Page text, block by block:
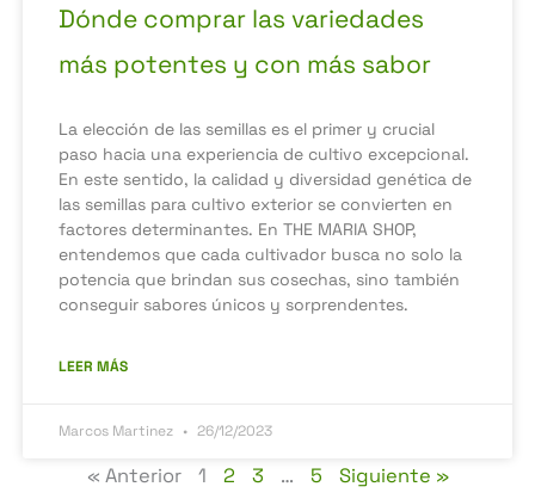
Dónde comprar las variedades
más potentes y con más sabor
La elección de las semillas es el primer y crucial
paso hacia una experiencia de cultivo excepcional.
En este sentido, la calidad y diversidad genética de
las semillas para cultivo exterior se convierten en
factores determinantes. En THE MARIA SHOP,
entendemos que cada cultivador busca no solo la
potencia que brindan sus cosechas, sino también
conseguir sabores únicos y sorprendentes.
LEER MÁS
Marcos Martinez 26/12/2023
« Anterior 1 2 3 … 5 Siguiente »